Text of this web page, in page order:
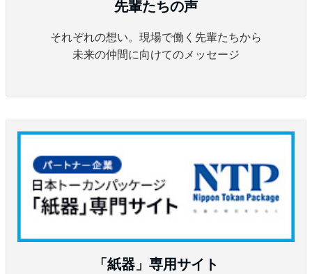
先輩たちの声
それぞれの想い。現場で働く先輩たちから
未来の仲間に向けてのメッセージ
「紙器」専用サイト